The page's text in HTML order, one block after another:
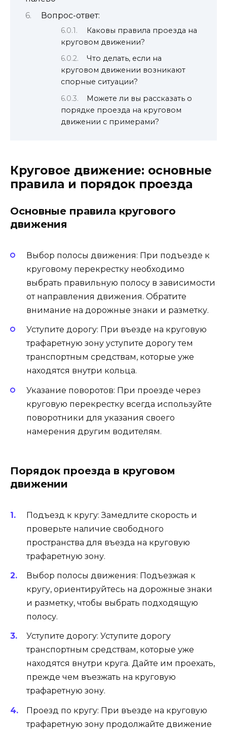
Вопрос-ответ:
Каковы правила проезда на
круговом движении?
Что делать, если на
круговом движении возникают
спорные ситуации?
Можете ли вы рассказать о
порядке проезда на круговом
движении с примерами?
Круговое движение: основные
правила и порядок проезда
Основные правила кругового
движения
Выбор полосы движения: При подъезде к
круговому перекрестку необходимо
выбрать правильную полосу в зависимости
от направления движения. Обратите
внимание на дорожные знаки и разметку.
Уступите дорогу: При въезде на круговую
трафаретную зону уступите дорогу тем
транспортным средствам, которые уже
находятся внутри кольца.
Указание поворотов: При проезде через
круговую перекрестку всегда используйте
поворотники для указания своего
намерения другим водителям.
Порядок проезда в круговом
движении
Подъезд к кругу: Замедлите скорость и
проверьте наличие свободного
пространства для въезда на круговую
трафаретную зону.
Выбор полосы движения: Подъезжая к
кругу, ориентируйтесь на дорожные знаки
и разметку, чтобы выбрать подходящую
полосу.
Уступите дорогу: Уступите дорогу
транспортным средствам, которые уже
находятся внутри круга. Дайте им проехать,
прежде чем въезжать на круговую
трафаретную зону.
Проезд по кругу: При въезде на круговую
трафаретную зону продолжайте движение